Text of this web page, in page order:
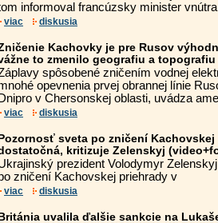
informoval francúzsky minister vnútra
viac diskusia
Kachovky je pre Rusov
to zmenilo geografiu a
spôsobené zničením vodnej
opevnenia prvej obrannej línie
Dnipro v Chersonskej oblasti, uvádza
viac diskusia
Pozornosť sveta po zničení
kritizuje Zelenskyj
prezident Volodymyr
zničení Kachovskej priehrady v
viac diskusia
Británia uvalila ďalšie sankcie na